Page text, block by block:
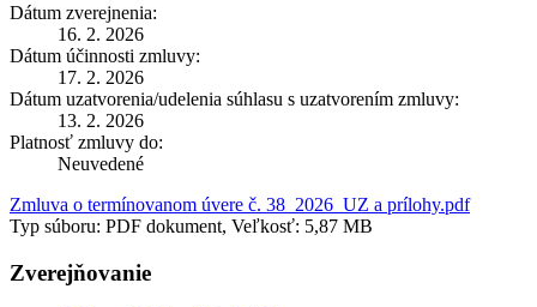
Dátum zverejnenia:
16. 2. 2026
Dátum účinnosti zmluvy:
17. 2. 2026
Dátum uzatvorenia/udelenia súhlasu s uzatvorením zmluvy:
13. 2. 2026
Platnosť zmluvy do:
Neuvedené
Zmluva o termínovanom úvere č. 38_2026_UZ a prílohy.pdf
Typ súboru: PDF dokument, Veľkosť: 5,87 MB
Zverejňovanie